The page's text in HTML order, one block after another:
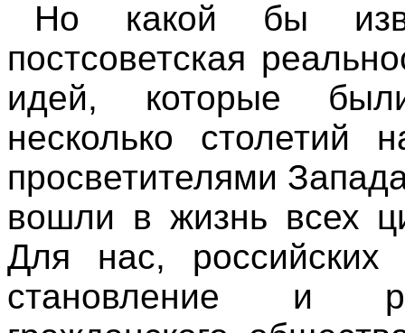
Но какой бы
постсоветская
идей, которые
несколько столетий
просветителями
вошли в жизнь всех
Для нас, российских
становление и